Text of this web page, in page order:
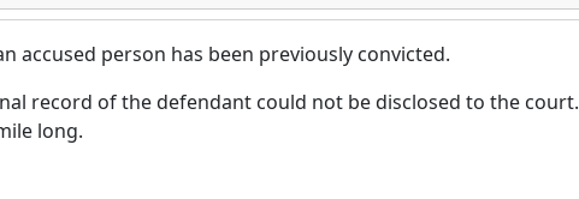
accused person has been previously convicted.
record of the defendant could not be disclosed to the court.
long.